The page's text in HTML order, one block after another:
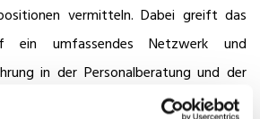
vermitteln. Dabei greift das
ein umfassendes Netzwerk und
in der Personalberatung und der
Energien zurück. Dies ermöglicht die